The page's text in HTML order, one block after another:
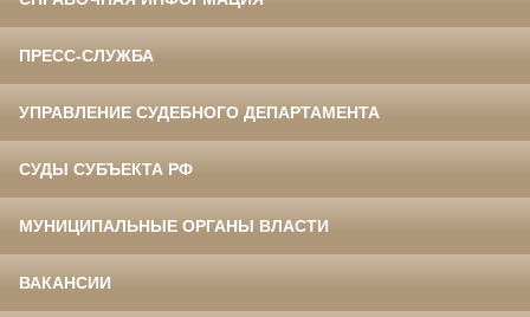
ПРЕСС-СЛУЖБА
УПРАВЛЕНИЕ СУДЕБНОГО ДЕПАРТАМЕНТА
СУДЫ СУБЪЕКТА РФ
МУНИЦИПАЛЬНЫЕ ОРГАНЫ ВЛАСТИ
ВАКАНСИИ